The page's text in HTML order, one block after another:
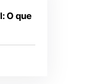
O que